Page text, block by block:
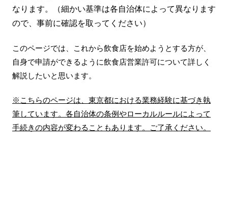
なります。（細かい基準は各自治体によって異なります
ので、事前に確認を取ってください）
このページでは、これから飲食店を始めようとする方が、
自身で申請ができるように飲食店営業許可について詳しく
解説したいと思います。
※こちらのページは、東京都における業務経験に基づき執
筆しています。各自治体の条例やローカルルールによって
手続きの内容が変わることもあります。ご了承ください。